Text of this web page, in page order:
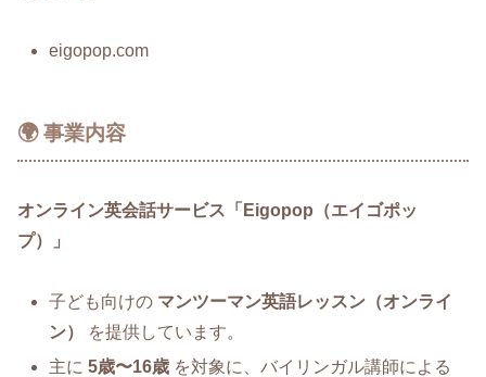
eigopop.com
🌍 事業内容
オンライン英会話サービス「Eigopop（エイゴポッ
プ）」
子ども向けの マンツーマン英語レッスン（オンライ
ン）
を提供しています。
主に5歳〜16歳 を対象に、バイリンガル講師による